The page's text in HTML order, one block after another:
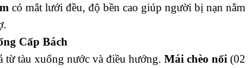
có mắt lưới đều, độ bền cao giúp người bị nạn nằm
Cấp Bách
từ tàu xuống nước và điều hướng. Mái chèo nổi (02